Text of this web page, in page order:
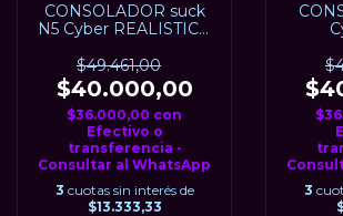
CONSOLADOR suck
N5 Cyber REALISTICO
TOM CHASE)
$49.461,00
$40.000,00
$36.000,00 con
Efectivo o
transferencia -
Consultar al WhatsApp
3 cuotas sin interés de
$13.333,33
Ø
3